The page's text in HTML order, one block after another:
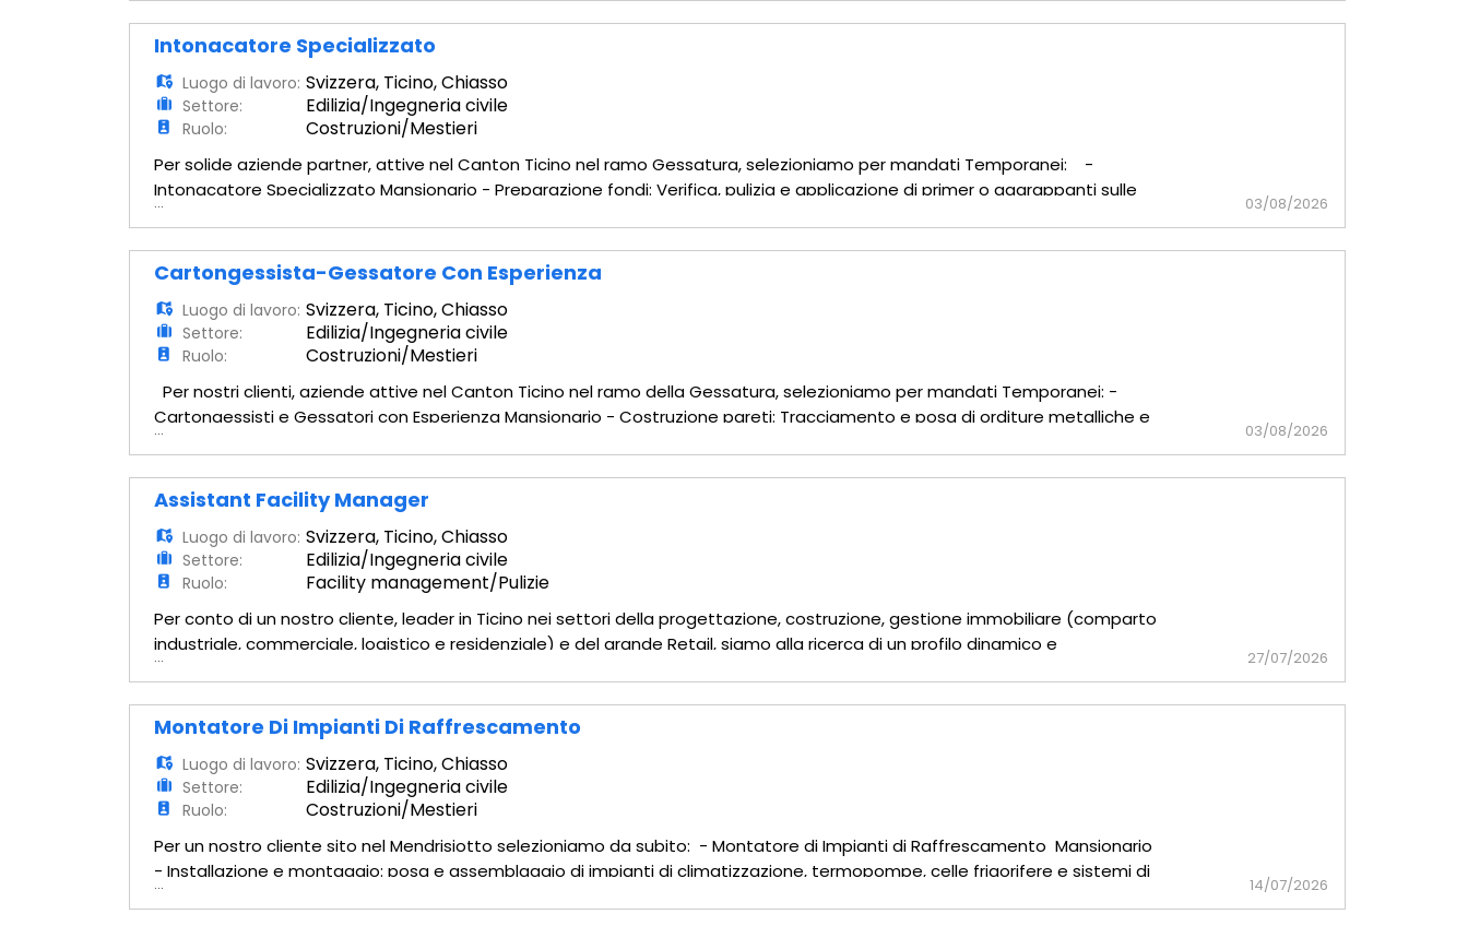
Intonacatore Specializzato
Luogo di lavoro: Svizzera, Ticino,Chiasso
Settore: Edilizia/Ingegneria civile
Ruolo: Costruzioni/Mestieri
Per solide aziende partner, attive nel Canton Ticino nel ramo Gessatura, selezioniamo per mandati Temporanei: -
Intonacatore Specializzato Mansionario - Preparazione fondi: Verifica, pulizia e applicazione di primer o aggrappanti sulle
superfici. - Posa paraspigoli: Installazione di guide, reti di armatura e paraspigoli di precisione. - Spruzz
... 03/08/2026
Cartongessista-Gessatore Con Esperienza
Luogo di lavoro: Svizzera, Ticino,Chiasso
Settore: Edilizia/Ingegneria civile
Ruolo: Costruzioni/Mestieri
Per nostri clienti, aziende attive nel Canton Ticino nel ramo della Gessatura, selezioniamo per mandati Temporanei: -
Cartongessisti e Gessatori con Esperienza Mansionario - Costruzione pareti: Tracciamento e posa di orditure metalliche e
lastre in cartongesso. - Controsoffittature: Realizzazione di controsoffitti standard, acustici, ispeziona
... 03/08/2026
Assistant Facility Manager
Luogo di lavoro: Svizzera, Ticino,Chiasso
Settore: Edilizia/Ingegneria civile
Ruolo: Facility management/Pulizie
Per conto di un nostro cliente, leader in Ticino nei settori della progettazione, costruzione, gestione immobiliare (comparto
industriale, commerciale, logistico e residenziale) e del grande Retail, siamo alla ricerca di un profilo dinamico e
intraprendente da inserire in ottica di forte crescita organica. - Assistant Facility Manager Scopo d
... 27/07/2026
Montatore Di Impianti Di Raffrescamento
Luogo di lavoro: Svizzera, Ticino,Chiasso
Settore: Edilizia/Ingegneria civile
Ruolo: Costruzioni/Mestieri
Per un nostro cliente sito nel Mendrisiotto selezioniamo da subito: - Montatore di Impianti di Raffrescamento Mansionario
- Installazione e montaggio: posa e assemblaggio di impianti di climatizzazione, termopompe, celle frigorifere e sistemi di
ventilazione in ambito civile e industriale. - Predisposizione linee: creazione, brasatura e colleg
... 14/07/2026